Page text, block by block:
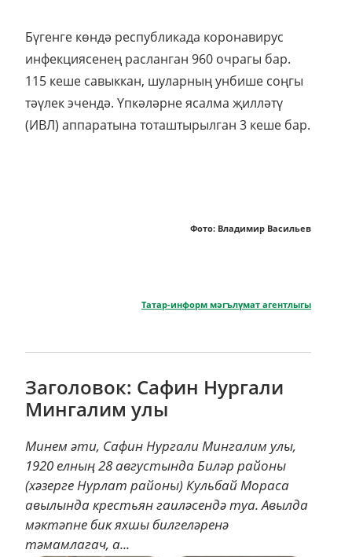
Бүгенге көндә республикада коронавирус
инфекциясенең расланган 960 очрагы бар.
115 кеше савыккан, шуларның унбише соңгы
тәүлек эчендә. Үпкәләрне ясалма җилләтү
(ИВЛ) аппаратына тоташтырылган 3 кеше бар.
Фото: Владимир Васильев
Татар-информ мәгълүмат агентлыгы
Заголовок: Сафин Нургали
Мингалим улы
Минем әти, Сафин Нургали Мингалим улы,
1920 елның 28 августында Биләр районы
(хәзерге Нурлат районы) Кульбай Мораса
авылында крестьян гаиләсендә туа. Авылда
мәктәпне бик яхшы билгеләренә
тәмамлагач, а...